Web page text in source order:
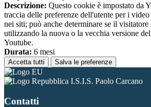
Descrizione: Questo cookie è impostato da
traccia delle preferenze dell'utente per i
nei siti; può anche determinare se il visitatore
utilizzando la nuova o la vecchia versione
Youtube.
Durata: 6 mesi
Accetta tutti Salva le preferenze
I.S.I.S. Paolo Carcano
Contatti